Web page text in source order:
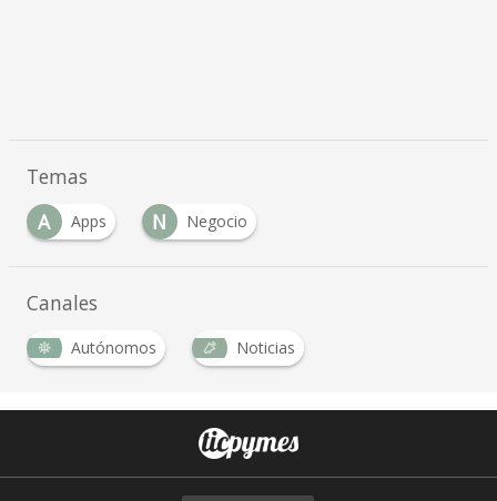
Temas
A
Apps N Negocio
Canales
Autónomos Noticias